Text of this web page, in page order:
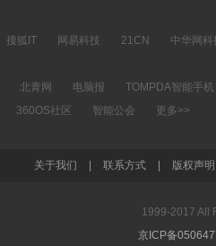
搜狐IT 网易科技 21CN
中华网科
北青网 电脑报
TOMPDA智能手机
360OS社区 智能公会 更多>>
关于我们 联系方式 版权声明
1999-2017 All
京ICP备